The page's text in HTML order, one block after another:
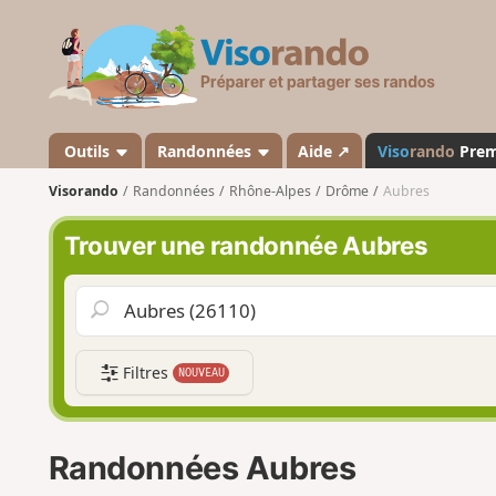
s
a
n
o
Outils Randonnées Aide ↗ Visorando
Visorando Randonnées Rhône-Alpes Drôme Aubres
Trouver une randonnée Aubres
Filtres NOUVEAU
Randonnées Aubres